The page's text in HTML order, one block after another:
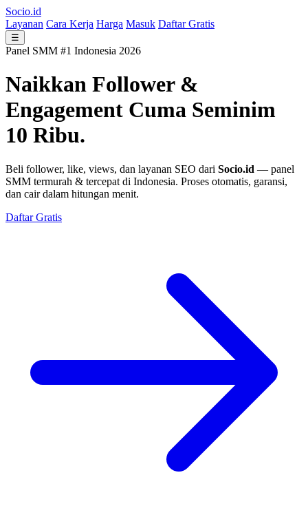
Socio.id
Layanan Cara Kerja Harga Masuk Daftar Gratis
☰
Panel SMM #1 Indonesia 2026
Naikkan Follower &
Engagement Cuma Seminim
10 Ribu.
Beli follower, like, views, dan layanan SEO dari Socio.id — panel
SMM termurah & tercepat di Indonesia. Proses otomatis, garansi,
dan cair dalam hitungan menit.
Daftar Gratis